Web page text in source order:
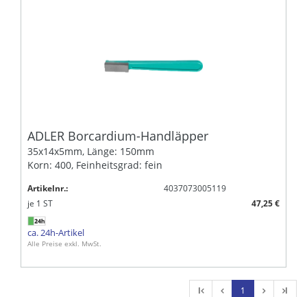
ADLER Borcardium-Handläpper
35x14x5mm, Länge: 150mm
Korn: 400, Feinheitsgrad: fein
Artikelnr.:
4037073005119
je 1 ST 47,25 €
ca. 24h-Artikel
Alle Preise exkl. MwSt.
l 1 l